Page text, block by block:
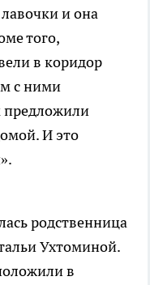
и она
того,
в коридор
с ними
предложили
И это
родственница
Ухтоминой.
в